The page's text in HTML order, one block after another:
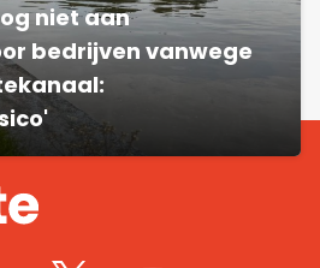
niet aan
bedrijven vanwege